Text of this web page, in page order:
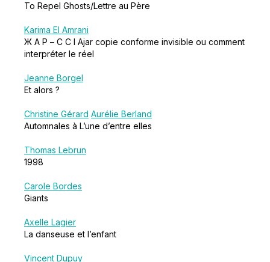
To Repel Ghosts/Lettre au Père
Karima El Amrani
Ж А Р – C C I Ajar copie conforme invisible ou comment
interpréter le réel
Jeanne Borgel
Et alors ?
Christine Gérard Aurélie Berland
Automnales à L’une d’entre elles
Thomas Lebrun
1998
Carole Bordes
Giants
Axelle Lagier
La danseuse et l’enfant
Vincent Dupuy